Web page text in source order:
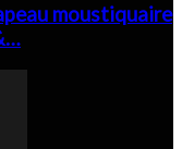
moustiquaire